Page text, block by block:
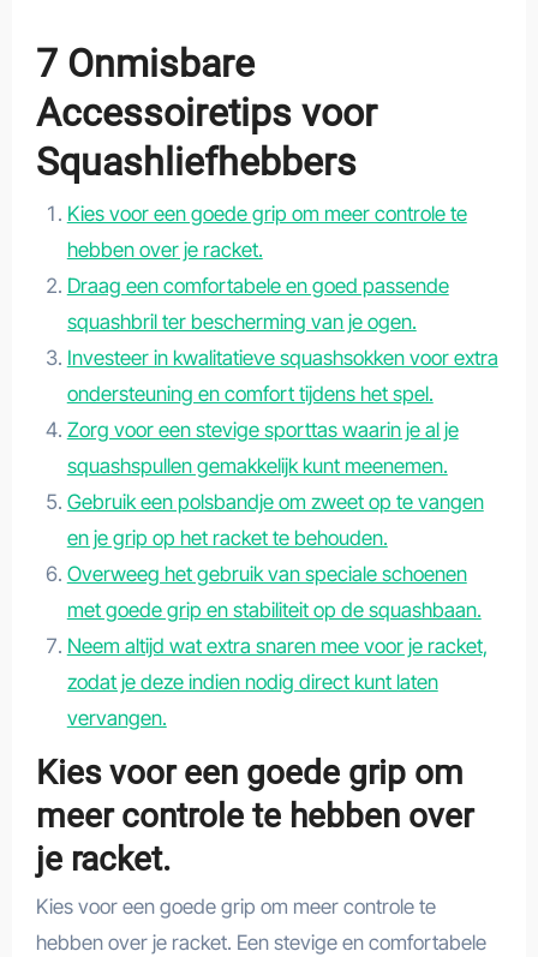
7 Onmisbare
Accessoiretips voor
Squashliefhebbers
Kies voor een goede grip om meer controle te
hebben over je racket.
Draag een comfortabele en goed passende
squashbril ter bescherming van je ogen.
Investeer in kwalitatieve squashsokken voor extra
ondersteuning en comfort tijdens het spel.
Zorg voor een stevige sporttas waarin je al je
squashspullen gemakkelijk kunt meenemen.
Gebruik een polsbandje om zweet op te vangen
en je grip op het racket te behouden.
Overweeg het gebruik van speciale schoenen
met goede grip en stabiliteit op de squashbaan.
Neem altijd wat extra snaren mee voor je racket,
zodat je deze indien nodig direct kunt laten
vervangen.
Kies voor een goede grip om
meer controle te hebben over
je racket.
Kies voor een goede grip om meer controle te
hebben over je racket. Een stevige en comfortabele